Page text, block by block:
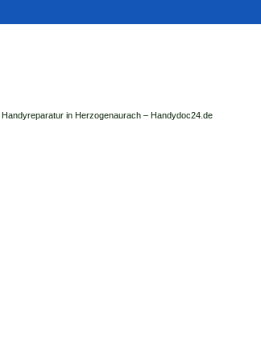
Handyreparatur in Herzogenaurach – Handydoc24.de